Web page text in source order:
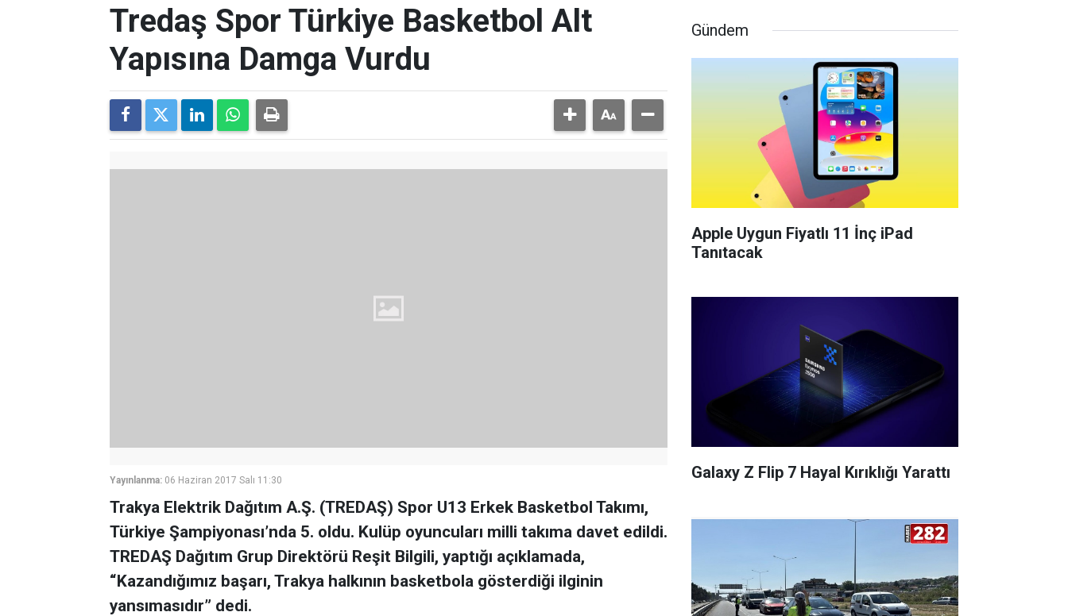
Tredaş Spor Türkiye Basketbol Alt
Yapısına Damga Vurdu
Yayınlanma: 06 Haziran 2017 Salı 11:30
Trakya Elektrik Dağıtım A.Ş. (TREDAŞ) Spor U13 Erkek Basketbol Takımı,
Türkiye Şampiyonası’nda 5. oldu. Kulüp oyuncuları milli takıma davet edildi.
TREDAŞ Dağıtım Grup Direktörü Reşit Bilgili, yaptığı açıklamada,
“Kazandığımız başarı, Trakya halkının basketbola gösterdiği ilginin
yansımasıdır” dedi.
Gündem
Apple Uygun Fiyatlı 11 İnç iPad
Tanıtacak
Galaxy Z Flip 7 Hayal Kırıklığı Yarattı